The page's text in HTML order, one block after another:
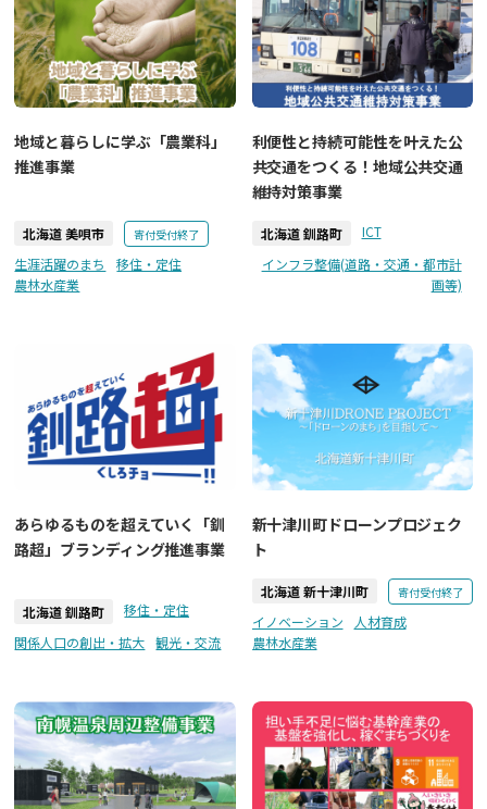
地域と暮らしに学ぶ「農業科」
推進事業
北海道 美唄市 寄付受付終了
生涯活躍のまち
移住・定住
農林水産業
利便性と持続可能性を叶えた公
共交通をつくる！地域公共交通
維持対策事業
北海道 釧路町
ICT
インフラ整備(道路・交通・都市計
画等)
あらゆるものを超えていく「釧
路超」ブランディング推進事業
北海道 釧路町
移住・定住
関係人口の創出・拡大
観光・交流
新十津川町ドローンプロジェク
ト
北海道 新十津川町 寄付受付終了
イノベーション
人材育成
農林水産業